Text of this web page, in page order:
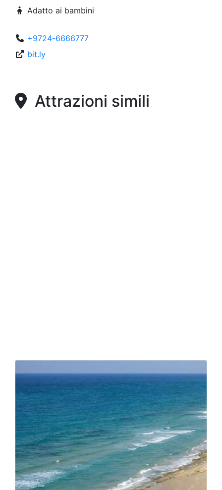
Adatto ai bambini
+9724-6666777
bit.ly
Attrazioni simili